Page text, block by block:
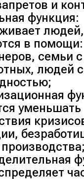
и
функция:
в помощи:
семьи
людей с
уменьшать